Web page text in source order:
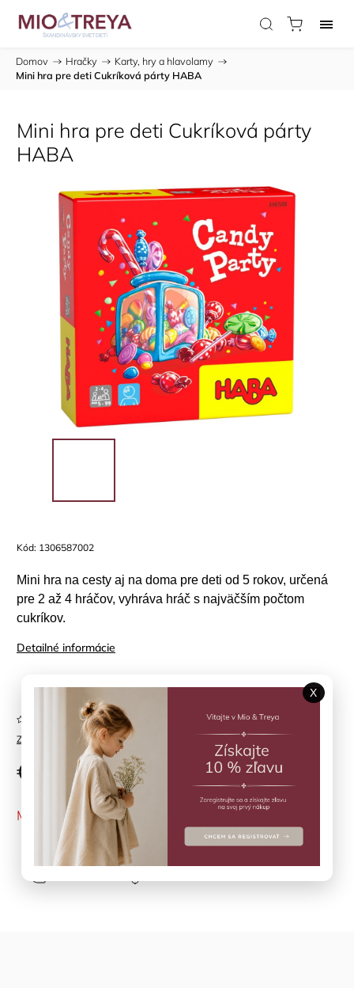
Domov / Hračky / Karty, hry a hlavolamy /
Mini hra pre deti Cukríková párty HABA
Mini hra pre deti Cukríková párty
HABA
Kód: 1306587002
Mini hra na cesty aj na doma pre deti od 5 rokov, určená
pre 2 až 4 hráčov, vyhráva hráč s najväčším počtom
cukríkov.
Detailné informácie
Položka bola vypredaná…
Značka: HABA
Neohodnotené
€6,90
MOMENTÁLNE NEDOSTUPNÉ
X